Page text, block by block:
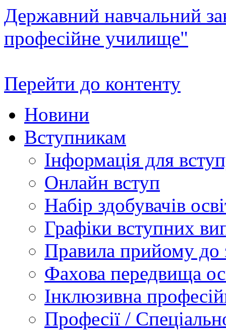
Державний навчальний
професійне училище"
Перейти до контенту
Новини
Вступникам
Інформація для
Онлайн вступ
Набір здобувачів
Графіки вступних
Правила прийому до
Фахова передвища
Інклюзивна
Професії /